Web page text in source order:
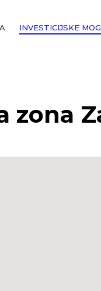
INVESTICIJSKE
zona